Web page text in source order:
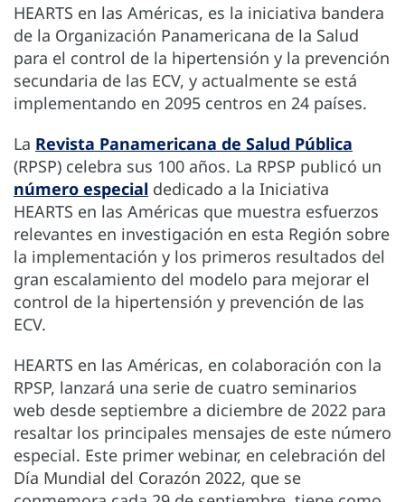
HEARTS en las Américas, es la iniciativa bandera
de la Organización Panamericana de la Salud
para el control de la hipertensión y la prevención
secundaria de las ECV, y actualmente se está
implementando en 2095 centros en 24 países.
La Revista Panamericana de Salud Pública
(RPSP) celebra sus 100 años. La RPSP publicó un
número especial dedicado a la Iniciativa
HEARTS en las Américas que muestra esfuerzos
relevantes en investigación en esta Región sobre
la implementación y los primeros resultados del
gran escalamiento del modelo para mejorar el
control de la hipertensión y prevención de las
ECV.
HEARTS en las Américas, en colaboración con la
RPSP, lanzará una serie de cuatro seminarios
web desde septiembre a diciembre de 2022 para
resaltar los principales mensajes de este número
especial. Este primer webinar, en celebración del
Día Mundial del Corazón 2022, que se